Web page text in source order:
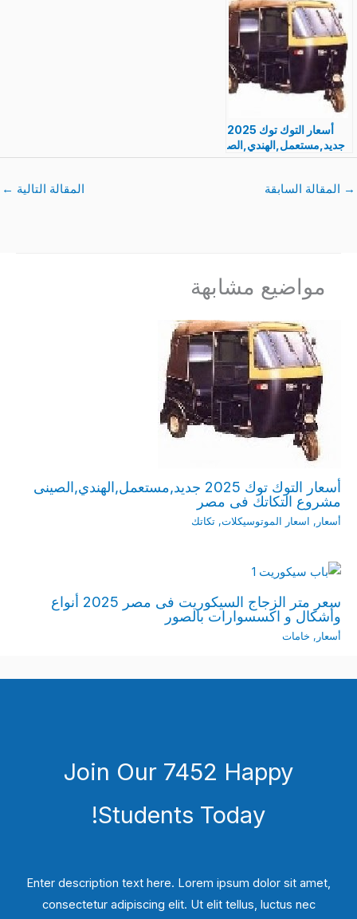
Lenovo
أسعار التوك توك 2025
جديد,مستعمل,الهندي,الص
ينى مشروع التكاتك فى
→ المقالة السابقة المقالة التالية ←
مواضيع مشابهة
أسعار التوك توك 2025 جديد,مستعمل,الهندي,الصينى
مشروع التكاتك فى مصر
أسعار , اسعار الموتوسيكلات, تكاتك
سعر متر الزجاج السيكوريت فى مصر 2025 أنواع
وأشكال و اكسسوارات بالصور
أسعار , خامات
Join Our 7452 Happy
Students​ Today!
Enter description text here. Lorem ipsum dolor sit amet,
consectetur adipiscing elit. Ut elit tellus, luctus nec